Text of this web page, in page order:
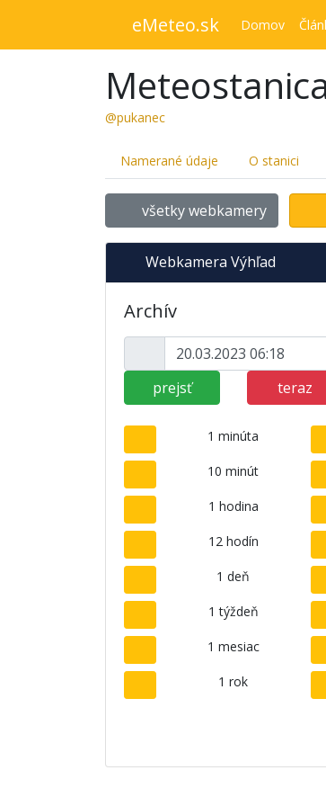
eMeteo.sk Domov
@pukanec
Namerané údaje O stanici
všetky webkamery
Webkamera Výhľad
Archív
prejsť teraz
1 minúta
10 minút
1 hodina
12 hodín
1 deň
1 týždeň
1 mesiac
1 rok